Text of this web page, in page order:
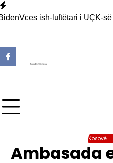
Skip
to
Vdes ish-luftëtari i UÇK-së Avni
Kosovë
Ambasada